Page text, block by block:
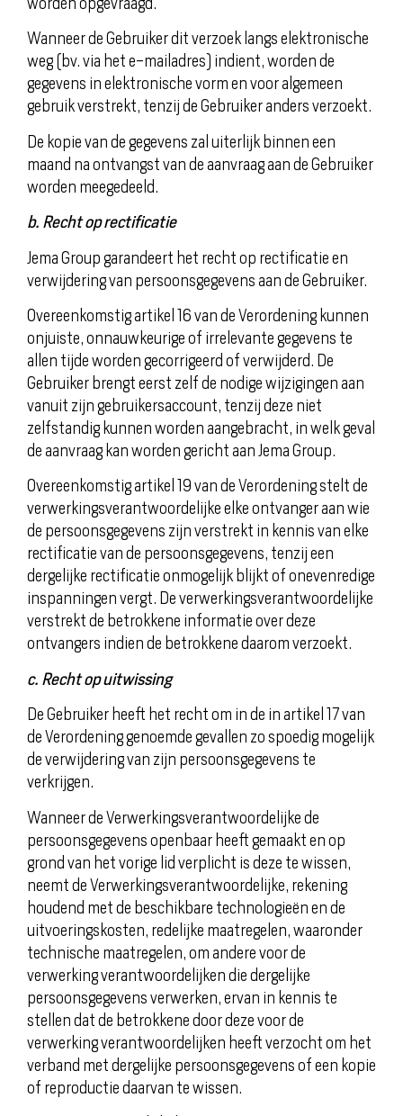
Wanneer de Gebruiker dit verzoek langs elektronische
weg (bv. via het e-mailadres) indient, worden de
gegevens in elektronische vorm en voor algemeen
gebruik verstrekt, tenzij de Gebruiker anders verzoekt.
De kopie van de gegevens zal uiterlijk binnen een
maand na ontvangst van de aanvraag aan de Gebruiker
worden meegedeeld.
b. Recht op rectificatie
Jema Group garandeert het recht op rectificatie en
verwijdering van persoonsgegevens aan de Gebruiker.
Overeenkomstig artikel 16 van de Verordening kunnen
onjuiste, onnauwkeurige of irrelevante gegevens te
allen tijde worden gecorrigeerd of verwijderd. De
Gebruiker brengt eerst zelf de nodige wijzigingen aan
vanuit zijn gebruikersaccount, tenzij deze niet
zelfstandig kunnen worden aangebracht, in welk geval
de aanvraag kan worden gericht aan Jema Group.
Overeenkomstig artikel 19 van de Verordening stelt de
verwerkingsverantwoordelijke elke ontvanger aan wie
de persoonsgegevens zijn verstrekt in kennis van elke
rectificatie van de persoonsgegevens, tenzij een
dergelijke rectificatie onmogelijk blijkt of onevenredige
inspanningen vergt. De verwerkingsverantwoordelijke
verstrekt de betrokkene informatie over deze
ontvangers indien de betrokkene daarom verzoekt.
c. Recht op uitwissing
De Gebruiker heeft het recht om in de in artikel 17 van
de Verordening genoemde gevallen zo spoedig mogelijk
de verwijdering van zijn persoonsgegevens te
verkrijgen.
Wanneer de Verwerkingsverantwoordelijke de
persoonsgegevens openbaar heeft gemaakt en op
grond van het vorige lid verplicht is deze te wissen,
neemt de Verwerkingsverantwoordelijke, rekening
houdend met de beschikbare technologieën en de
uitvoeringskosten, redelijke maatregelen, waaronder
technische maatregelen, om andere voor de
verwerking verantwoordelijken die dergelijke
persoonsgegevens verwerken, ervan in kennis te
stellen dat de betrokkene door deze voor de
verwerking verantwoordelijken heeft verzocht om het
verband met dergelijke persoonsgegevens of een kopie
of reproductie daarvan te wissen.